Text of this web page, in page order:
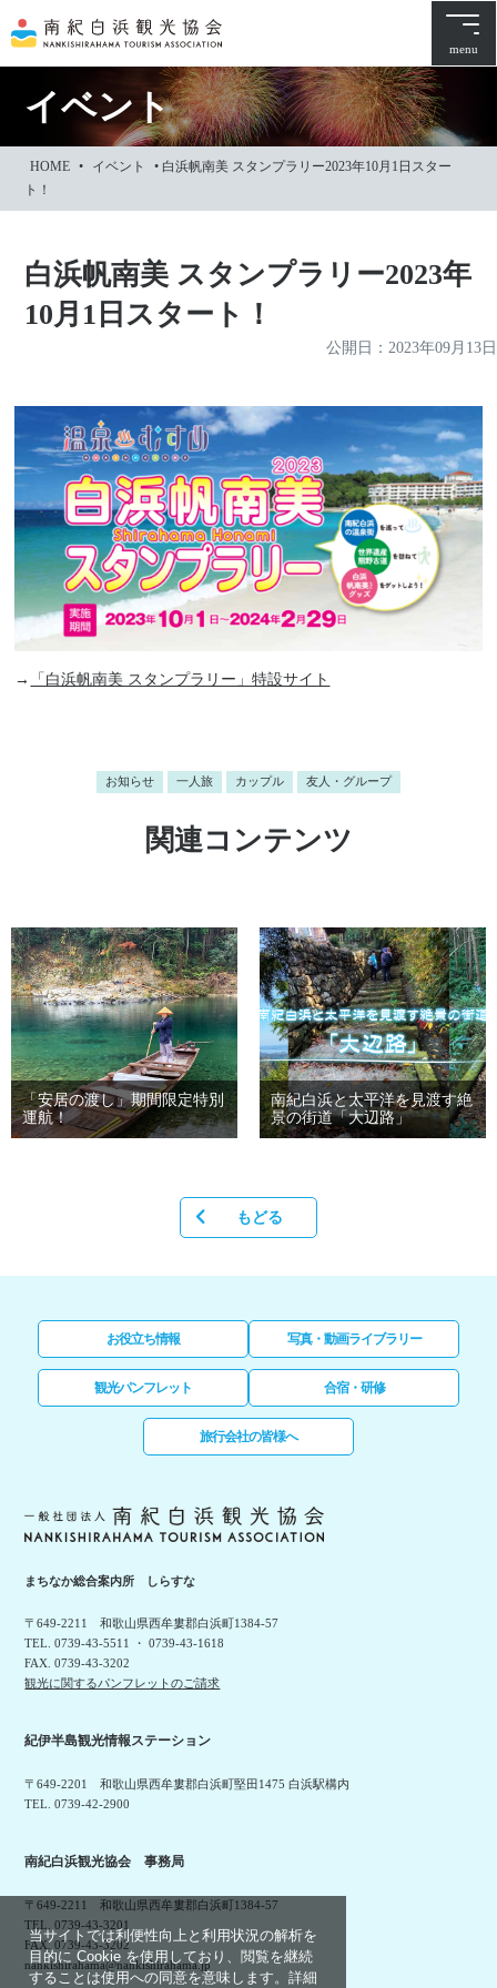
当サイトでは利便性向上と利用状況の解析を
目的に Cookie を使用しており、閲覧を継続
することは使用への同意を意味します。詳細
文
に
ッ
menu
イベント
HOME • イベント • 白浜帆南美 スタンプラリー2023年10月1日スター
ト！
白浜帆南美 スタンプラリー2023年
10月1日スタート！
公開日： 2023年09月13日
→ 「白浜帆南美 スタンプラリー」特設サイト
お知らせ 一人旅 カップル 友人・グループ
関連コンテンツ
「安居の渡し」期間限定特別
運航！
南紀白浜と太平洋を見渡す絶
景の街道「大辺路」
もどる
お役立ち情報 写真・動画ライブラリー
観光パンフレット 合宿・研修
旅行会社の皆様へ
まちなか総合案内所 しらすな
〒649-2211 和歌山県西牟婁郡白浜町1384-57
TEL. 0739-43-5511 ・ 0739-43-1618
FAX. 0739-43-3202
観光に関するパンフレットのご請求
紀伊半島観光情報ステーション
〒649-2201 和歌山県西牟婁郡白浜町堅田1475 白浜駅構内
TEL. 0739-42-2900
南紀白浜観光協会 事務局
〒649-2211 和歌山県西牟婁郡白浜町1384-57
TEL. 0739-43-3201
FAX. 0739-43-3202
nankishirahama@nankishirahama.jp